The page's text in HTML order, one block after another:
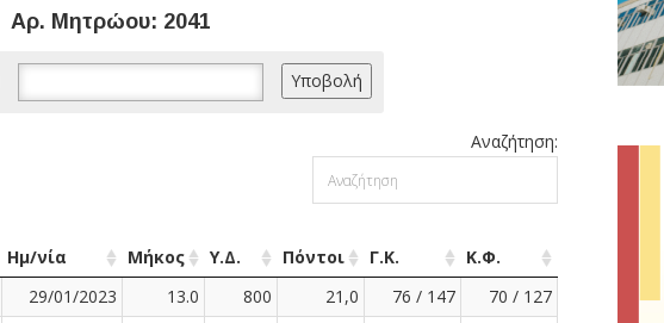
Αρ. Μητρώου: 2041
Αναζήτηση:
Ημ/νία Μήκος Υ.Δ. Πόντοι Γ.Κ.
Κ.Φ.
29/01/2023 13.0 800 21,0 76 / 147
70 / 127